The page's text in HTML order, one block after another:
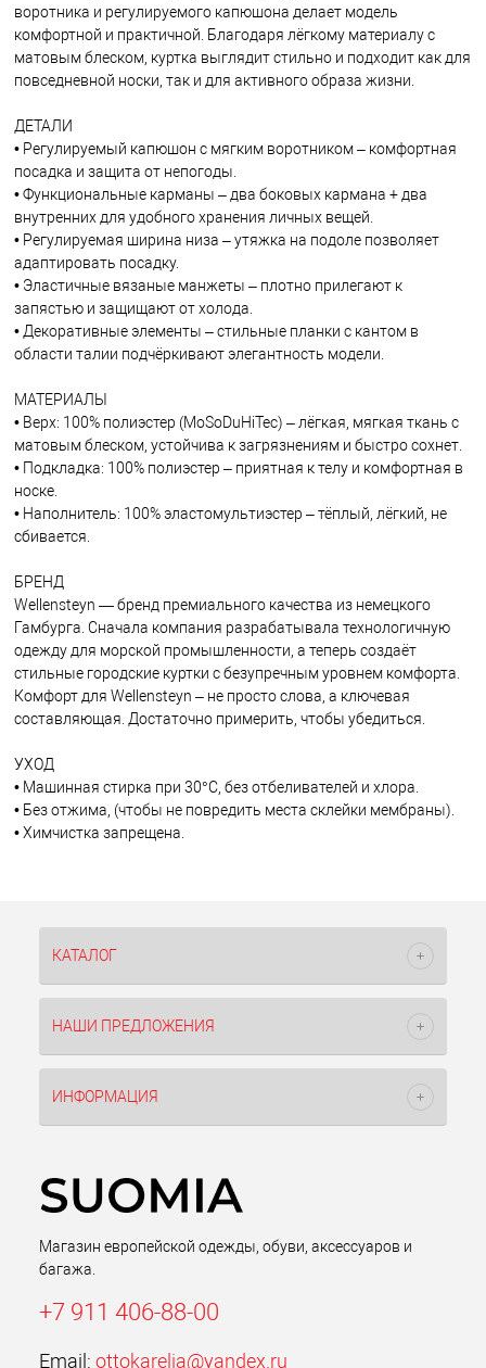
воротника и регулируемого капюшона делает модель
комфортной и практичной. Благодаря лёгкому материалу с
матовым блеском, куртка выглядит стильно и подходит как для
повседневной носки, так и для активного образа жизни.
ДЕТАЛИ
• Регулируемый капюшон с мягким воротником – комфортная
посадка и защита от непогоды.
• Функциональные карманы – два боковых кармана + два
внутренних для удобного хранения личных вещей.
• Регулируемая ширина низа – утяжка на подоле позволяет
адаптировать посадку.
• Эластичные вязаные манжеты – плотно прилегают к
запястью и защищают от холода.
• Декоративные элементы – стильные планки с кантом в
области талии подчёркивают элегантность модели.
МАТЕРИАЛЫ
• Верх: 100% полиэстер (MoSoDuHiTec) – лёгкая, мягкая ткань с
матовым блеском, устойчива к загрязнениям и быстро сохнет.
• Подкладка: 100% полиэстер – приятная к телу и комфортная в
носке.
• Наполнитель: 100% эластомультиэстер – тёплый, лёгкий, не
сбивается.
БРЕНД
Wellensteyn — бренд премиального качества из немецкого
Гамбурга. Сначала компания разрабатывала технологичную
одежду для морской промышленности, а теперь создаёт
стильные городские куртки с безупречным уровнем комфорта.
Комфорт для Wellensteyn – не просто слова, а ключевая
составляющая. Достаточно примерить, чтобы убедиться.
УХОД
• Машинная стирка при 30°C, без отбеливателей и хлора.
• Без отжима, (чтобы не повредить места склейки мембраны).
• Химчистка запрещена.
КАТАЛОГ
НАШИ ПРЕДЛОЖЕНИЯ
ИНФОРМАЦИЯ
Магазин европейской одежды, обуви, аксессуаров и
багажа.
+7 911 406-88-00
Email: ottokarelia@yandex.ru